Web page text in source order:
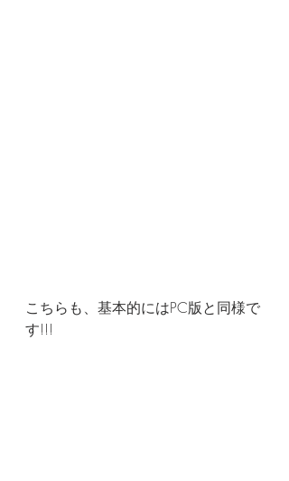
こちらも、基本的にはPC版と同様で
す!!!